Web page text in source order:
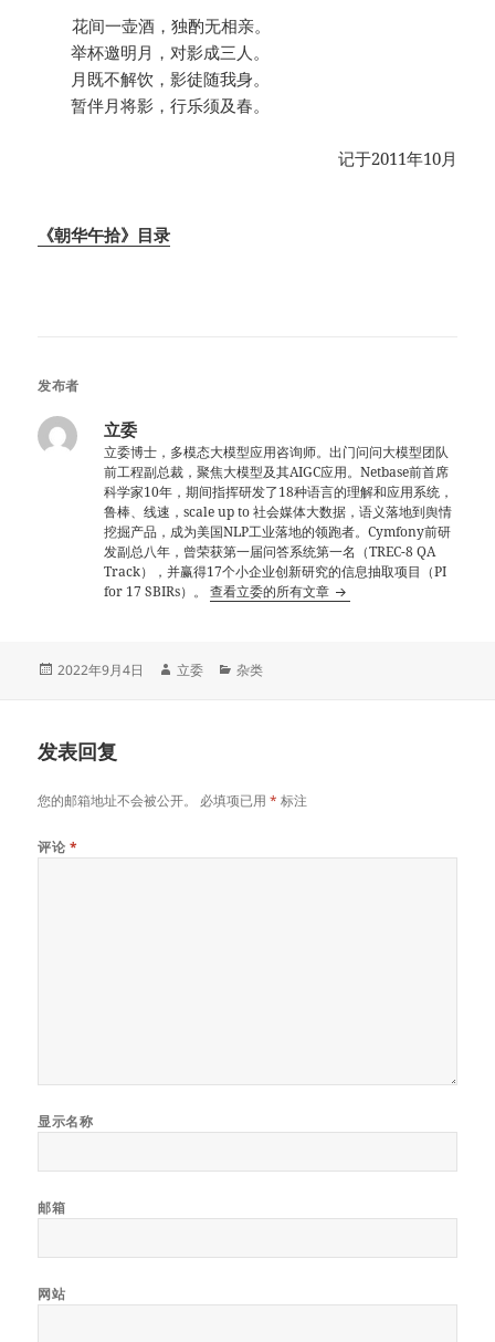
花间一壶酒，独酌无相亲。
举杯邀明月，对影成三人。
月既不解饮，影徒随我身。
暂伴月将影，行乐须及春。
记于2011年10月
《朝华午拾》目录
发布者
立委
立委博士，多模态大模型应用咨询师。出门问问大模型团队
前工程副总裁，聚焦大模型及其AIGC应用。Netbase前首席
科学家10年，期间指挥研发了18种语言的理解和应用系统，
鲁棒、线速，scale up to 社会媒体大数据，语义落地到舆情
挖掘产品，成为美国NLP工业落地的领跑者。Cymfony前研
发副总八年，曾荣获第一届问答系统第一名（TREC-8 QA
Track），并赢得17个小企业创新研究的信息抽取项目（PI
for 17 SBIRs）。查看立委的所有文章
发
2022年9月4日
作
立委
分
杂类
发表回复
您的邮箱地址不会被公开。 必填项已用* 标注
评论 *
显示名称
邮箱
网站